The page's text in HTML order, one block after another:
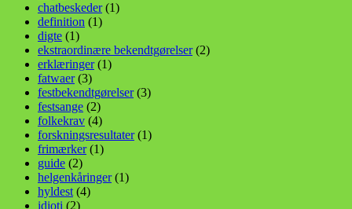
chatbeskeder(1)
definition (1)
digte (1)
ekstraordinære bekendtgørelser(2)
erklæringer(1)
fatwaer(3)
festbekendtgørelser(3)
festsange (2)
folkekrav (4)
forskningsresultater(1)
frimærker(1)
guide (2)
helgenkåringer(1)
hyldest (4)
idioti (2)